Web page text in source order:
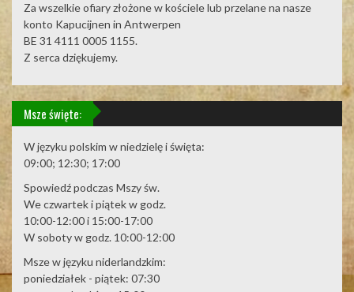
Za wszelkie ofiary złożone w kościele lub przelane na nasze
konto Kapucijnen in Antwerpen
BE 31 4111 0005 1155.
Z serca dziękujemy.
Msze święte:
W języku polskim w niedzielę i święta:
09:00; 12:30; 17:00
Spowiedź podczas Mszy św.
We czwartek i piątek w godz.
10:00-12:00 i 15:00-17:00
W soboty w godz. 10:00-12:00
Msze w języku niderlandzkim:
poniedziałek - piątek: 07:30